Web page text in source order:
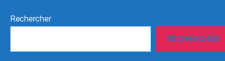
Rechercher
RECHERCHER